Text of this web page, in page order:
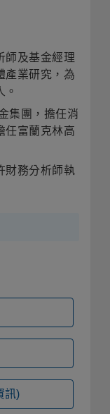
師及基金經理
產業研究，為
。
集團，擔任消
任富蘭克林高
財務分析師執
訊)